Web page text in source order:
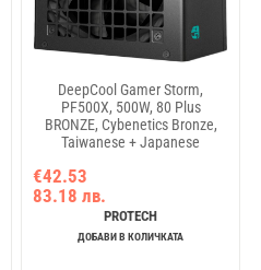
DeepCool Gamer Storm,
PF500X, 500W, 80 Plus
BRONZE, Cybenetics Bronze,
Taiwanese + Japanese
Cables, Hydro Bearing 120mm
OPP/OVP/OCP/SCP/OTP/UVP/SIP/
R-PF500X-HD0B-JGEU, 3Y
€42.53
83.18 лв.
PROTECH
ДОБАВИ В КОЛИЧКАТА